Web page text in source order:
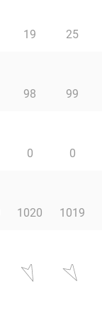
19 25
98 99
0 0
1020 1019